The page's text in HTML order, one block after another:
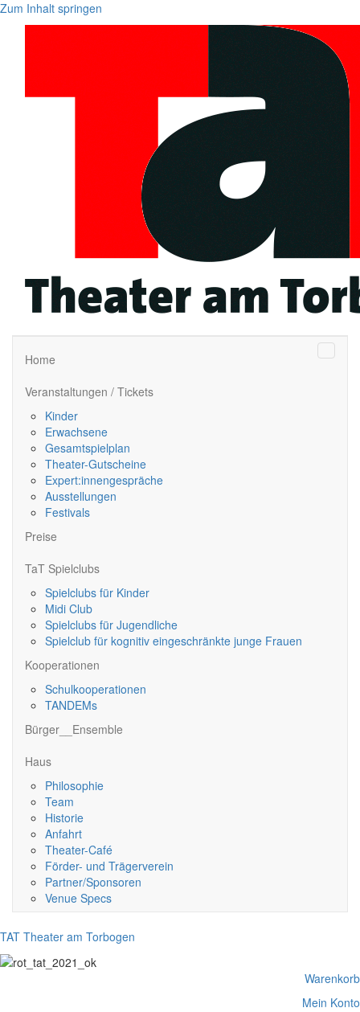
Zum Inhalt springen
Home
Veranstaltungen / Tickets
Kinder
Erwachsene
Gesamtspielplan
Theater-Gutscheine
Expert:innengespräche
Ausstellungen
Festivals
Preise
TaT Spielclubs
Spielclubs für Kinder
Midi Club
Spielclubs für Jugendliche
Spielclub für kognitiv eingeschränkte junge Frauen
Kooperationen
Schulkooperationen
TANDEMs
Bürger__Ensemble
Haus
Philosophie
Team
Historie
Anfahrt
Theater-Café
Förder- und Trägerverein
Partner/Sponsoren
Venue Specs
TAT Theater am Torbogen
Warenkorb
Mein Konto